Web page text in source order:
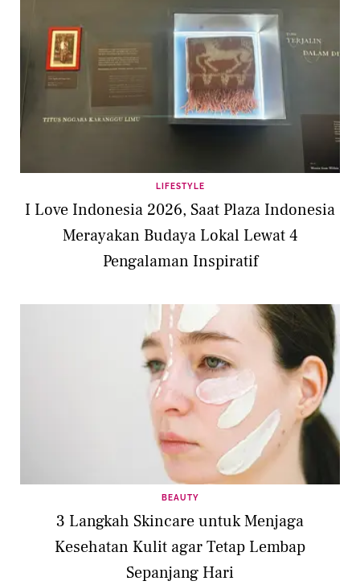
LIFESTYLE
I Love Indonesia 2026, Saat Plaza Indonesia
Merayakan Budaya Lokal Lewat 4
Pengalaman Inspiratif
BEAUTY
3 Langkah Skincare untuk Menjaga
Kesehatan Kulit agar Tetap Lembap
Sepanjang Hari